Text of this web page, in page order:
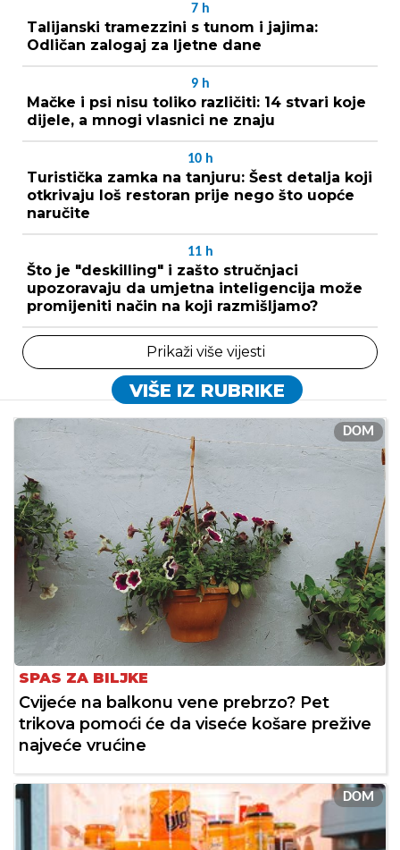
7 h
Talijanski tramezzini s tunom i jajima:
Odličan zalogaj za ljetne dane
9 h
Mačke i psi nisu toliko različiti: 14 stvari koje
dijele, a mnogi vlasnici ne znaju
10 h
Turistička zamka na tanjuru: Šest detalja koji
otkrivaju loš restoran prije nego što uopće
naručite
11 h
Što je "deskilling" i zašto stručnjaci
upozoravaju da umjetna inteligencija može
promijeniti način na koji razmišljamo?
Prikaži više vijesti
VIŠE IZ RUBRIKE
DOM
SPAS ZA BILJKE
Cvijeće na balkonu vene prebrzo? Pet
trikova pomoći će da viseće košare prežive
najveće vrućine
DOM